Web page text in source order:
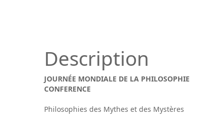
Description
JOURNÉE MONDIALE DE LA PHILOSOPHIE
CONFERENCE
Philosophies des Mythes et des Mystères